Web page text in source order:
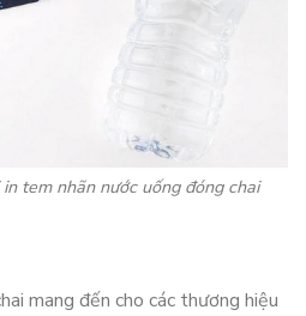
tem nhãn nước uống đóng chai
mang đến cho các thương hiệu